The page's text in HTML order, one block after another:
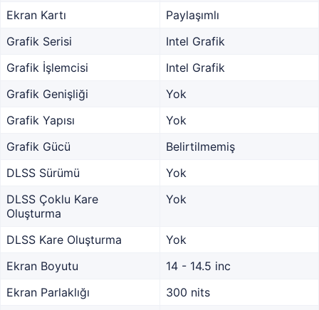
Ekran Kartı
Paylaşımlı
Grafik Serisi
Intel Grafik
Grafik İşlemcisi
Intel Grafik
Grafik Genişliği
Yok
Grafik Yapısı
Yok
Grafik Gücü
Belirtilmemiş
DLSS Sürümü
Yok
DLSS Çoklu Kare
Oluşturma
Yok
DLSS Kare Oluşturma
Yok
Ekran Boyutu
14 - 14.5 inc
Ekran Parlaklığı
300 nits